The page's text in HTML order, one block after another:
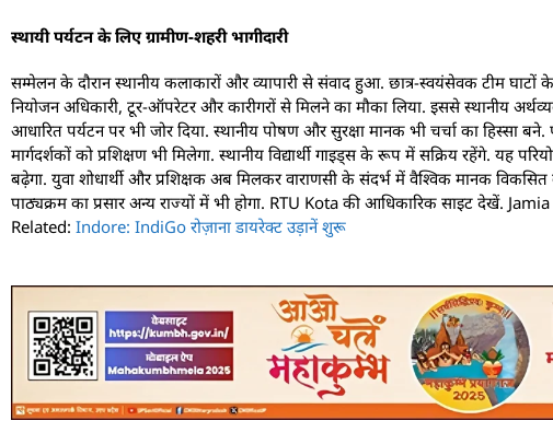
स्थायी पर्यटन के लिए ग्रामीण-शहरी भागीदारी
सम्मेलन के दौरान स्थानीय कलाकारों और व्यापारी से संवाद हुआ. छात्र-स्वयंसेवक टीम
नियोजन अधिकारी, टूर-ऑपरेटर और कारीगरों से मिलने का मौका लिया. इससे स्थानीय
आधारित पर्यटन पर भी जोर दिया. स्थानीय पोषण और सुरक्षा मानक भी चर्चा का हिस्सा
मार्गदर्शकों को प्रशिक्षण भी मिलेगा. स्थानीय विद्यार्थी गाइड्स के रूप में सक्रिय रहेंगे.
बढ़ेगा. युवा शोधार्थी और प्रशिक्षक अब मिलकर वाराणसी के संदर्भ में वैश्विक मानक
पाठ्यक्रम का प्रसार अन्य राज्यों में भी होगा. RTU Kota की आधिकारिक साइट देखें.
Related: Indore: IndiGo रोज़ाना डायरेक्ट उड़ानें शुरू